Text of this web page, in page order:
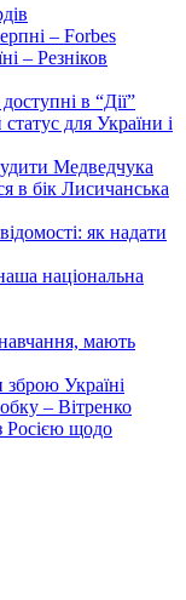
– Forbes
– Резніков
в “Дії”
для України і
Медведчука
в бік Лисичанська
як надати
національна
мають
Україні
– Вітренко
Росією щодо